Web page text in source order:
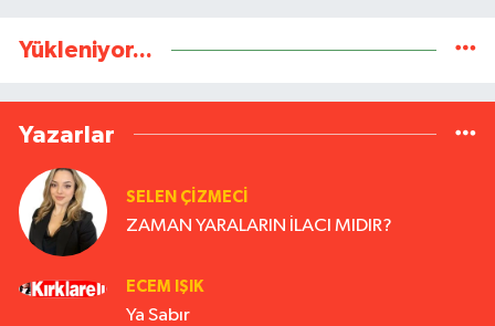
Yükleniyor...
Yazarlar
SELEN ÇİZMECİ
ZAMAN YARALARIN İLACI MIDIR?
ECEM IŞIK
Ya Sabır